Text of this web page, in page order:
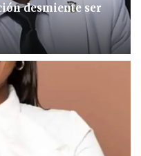
desmiente ser